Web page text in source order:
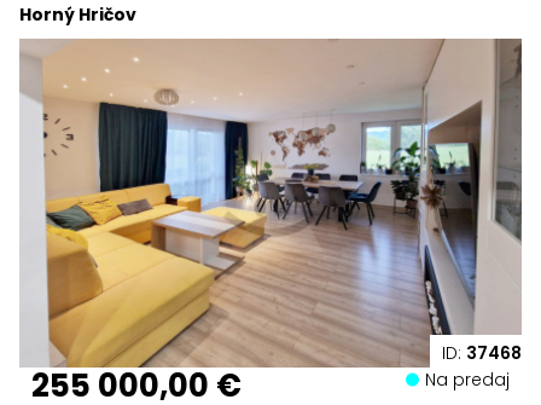
ID: 37468
Horný Hričov
255 000,00 € Na predaj